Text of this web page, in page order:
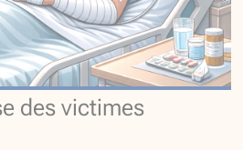
des victimes